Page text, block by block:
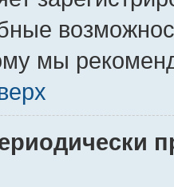
мы